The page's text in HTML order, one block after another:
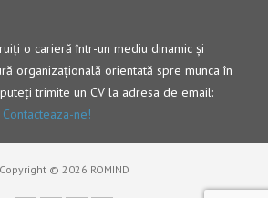
o carieră într-un mediu dinamic şi
organizaţională orientată spre munca în
trimite un CV la adresa de email:
Contacteaza-ne!
Copyright © 2026 ROMIND